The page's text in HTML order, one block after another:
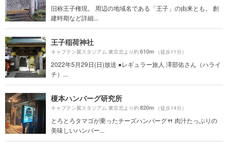
旧称王子権現。 周辺の地域名である「王子」の由来とも。 創
建時期など詳細...
王子稲荷神社
キャプテン翼スタジアム 東京北より約610m （徒歩11分）
2022年5月29日(日)放送 ●レギュラー旅人 澤部佑さん（ハライ
チ）...
榎本ハンバーグ研究所
キャプテン翼スタジアム 東京北より約820m （徒歩14分）
とろとろタマゴが乗ったチーズハンバーグ🍴 肉汁たっぷりの
美味しいハンバー...